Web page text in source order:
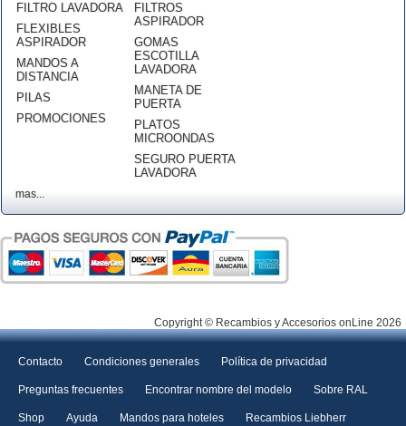
FILTRO LAVADORA
FLEXIBLES
ASPIRADOR
MANDOS A
DISTANCIA
PILAS
PROMOCIONES
FILTROS
ASPIRADOR
GOMAS
ESCOTILLA
LAVADORA
MANETA DE
PUERTA
PLATOS
MICROONDAS
SEGURO PUERTA
LAVADORA
mas...
Copyright © Recambios y Accesorios onLine 2026
Contacto Condiciones generales Política de privacidad
Preguntas frecuentes Encontrar nombre del modelo Sobre RAL
Shop Ayuda Mandos para hoteles Recambios Liebherr